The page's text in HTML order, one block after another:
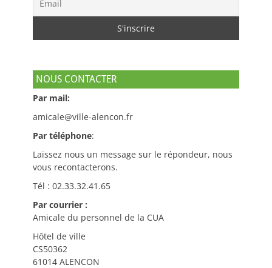
NOUS CONTACTER
Par mail:
amicale@ville-alencon.fr
Par téléphone:
Laissez nous un message sur le répondeur, nous
vous recontacterons.
Tél : 02.33.32.41.65
Par courrier :
Amicale du personnel de la CUA
Hôtel de ville
CS50362
61014 ALENCON